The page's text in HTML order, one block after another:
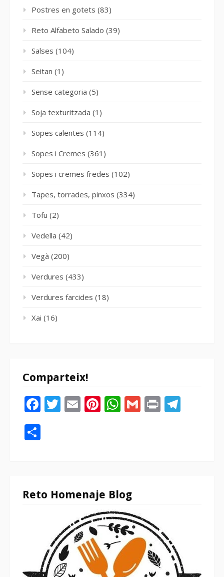
Postres en gotets (83)
Reto Alfabeto Salado (39)
Salses (104)
Seitan (1)
Sense categoria (5)
Soja texturitzada (1)
Sopes calentes (114)
Sopes i Cremes (361)
Sopes i cremes fredes (102)
Tapes, torrades, pinxos (334)
Tofu (2)
Vedella (42)
Vegà (200)
Verdures (433)
Verdures farcides (18)
Xai (16)
Comparteix!
Facebook
Twitter
EmailPinterest
WhatsApp
Gmail
Print
Reto Homenaje Blog